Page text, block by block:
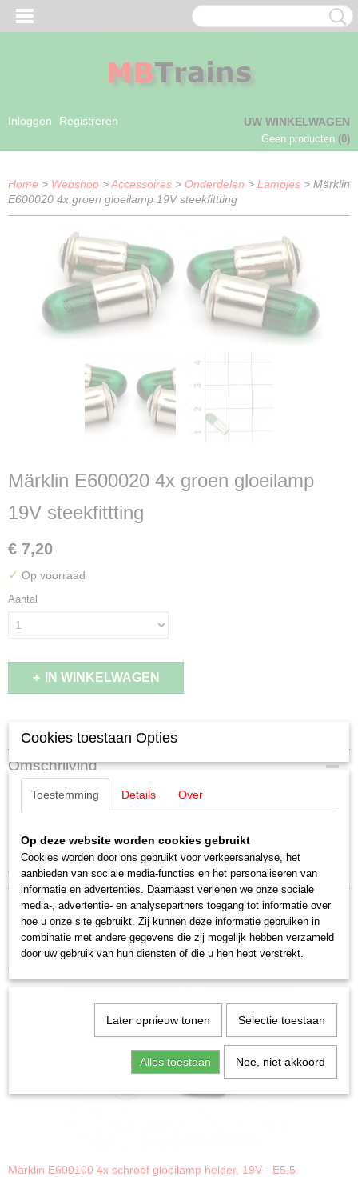
Inloggen Registreren UW WINKELWAGEN
Geen producten (0)
Home > Webshop >Accessoires > Onderdelen > Lampjes > Märklin
E600020 4x groen gloeilamp 19V steekfittting
Märklin E600020 4x groen gloeilamp
19V steekfittting
€ 7,20
✓ Op voorraad
Aantal
IN WINKELWAGEN
Specificaties
Productcode leverancier
E600020
H0 (1:87)
Staat
Nieuw
Omschrijving
Märklin E600020 4x groen gloeilamp
19V steekfittting
4 stuks
Märklin E600100 4x schroef gloeilamp helder, 19V - E5,5
Cookies toestaan Opties
Toestemming Details Over
Op deze website worden cookies gebruikt
Cookies worden door ons gebruikt voor verkeersanalyse, het
aanbieden van sociale media-functies en het personaliseren van
informatie en advertenties. Daarnaast verlenen we onze sociale
media-, advertentie- en analysepartners toegang tot informatie over
hoe u onze site gebruikt. Zij kunnen deze informatie gebruiken in
combinatie met andere gegevens die zij mogelijk hebben verzameld
door uw gebruik van hun diensten of die u hen hebt verstrekt.
Later opnieuw tonen Selectie toestaan
Alles toestaan Nee, niet akkoord